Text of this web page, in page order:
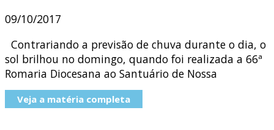
09/10/2017
Contrariando a previsão de chuva durante o dia, o
sol brilhou no domingo, quando foi realizada a 66ª
Romaria Diocesana ao Santuário de Nossa
Veja a matéria completa